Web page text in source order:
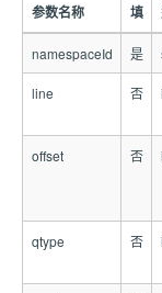
参数名称
填
namespaceId 是
line 否
offset 否
qtype 否